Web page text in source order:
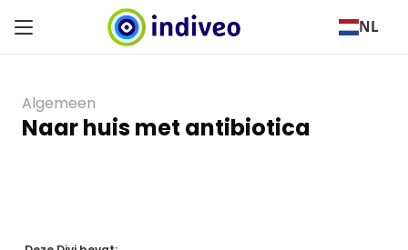
NL
Algemeen
Naar huis met antibiotica